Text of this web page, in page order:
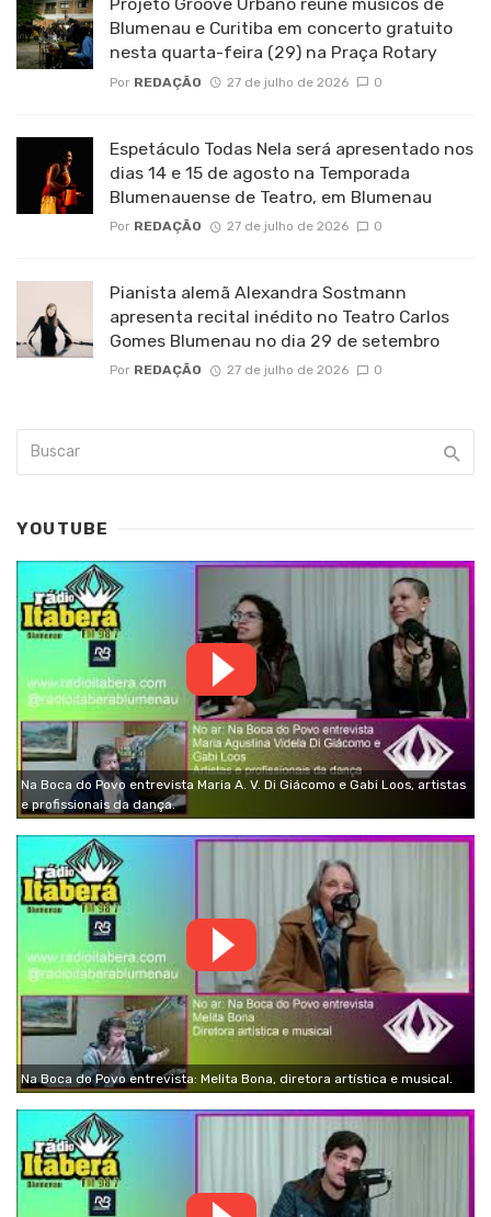
Blumenau e Curitiba em concerto gratuito
nesta quarta-feira (29) na Praça Rotary
Por REDAÇÃO 27 de julho de 2026 0
Espetáculo Todas Nela será apresentado nos
dias 14 e 15 de agosto na Temporada
Blumenauense de Teatro, em Blumenau
Por REDAÇÃO 27 de julho de 2026 0
Pianista alemã Alexandra Sostmann
apresenta recital inédito no Teatro Carlos
Gomes Blumenau no dia 29 de setembro
Por REDAÇÃO 27 de julho de 2026 0
YOUTUBE
Na Boca do Povo entrevista Maria A. V. Di Giácomo e Gabi Loos, artistas
e profissionais da dança.
Na Boca do Povo entrevista: Melita Bona, diretora artística e musical.